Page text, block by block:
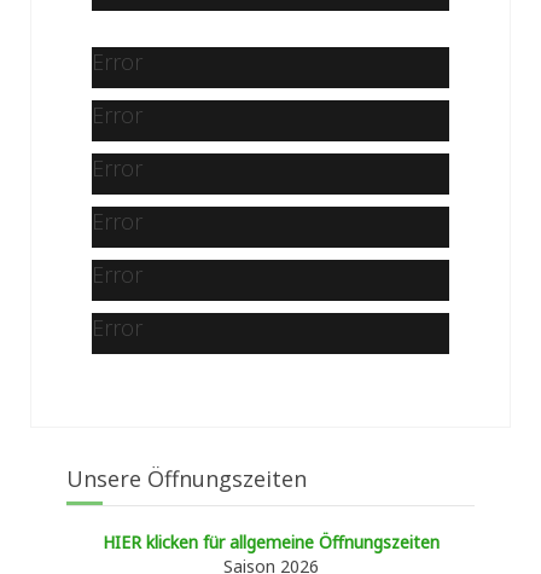
Error
Error
Error
Error
Error
Error
Unsere Öffnungszeiten
HIER klicken für allgemeine Öffnungszeiten
Saison 2026